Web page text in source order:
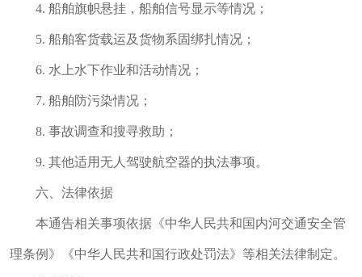
4. 船舶旗帜悬挂，船舶信号显示等情况；
5. 船舶客货载运及货物系固绑扎情况；
6. 水上水下作业和活动情况；
7. 船舶防污染情况；
8. 事故调查和搜寻救助；
9. 其他适用无人驾驶航空器的执法事项。
六、法律依据
本通告相关事项依据《中华人民共和国内河交通安全管
理条例》《中华人民共和国行政处罚法》等相关法律制定。